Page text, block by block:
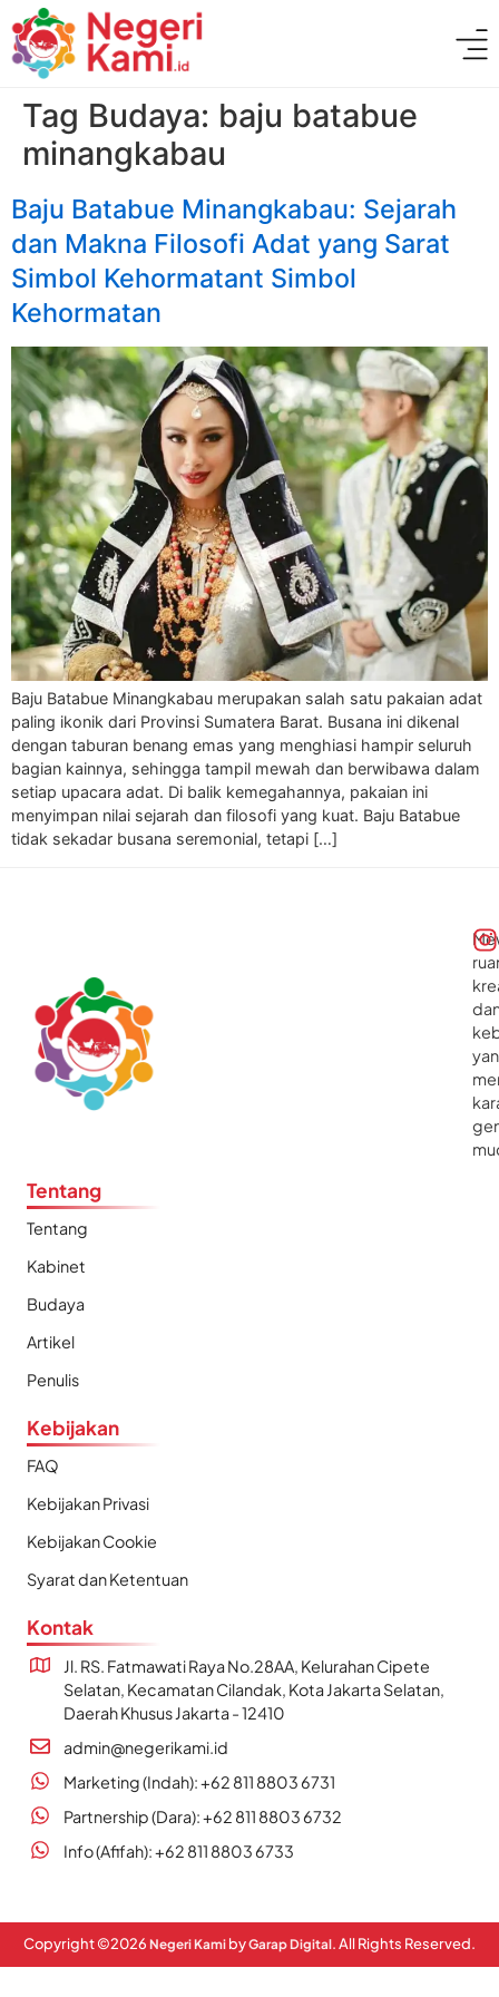
Tag Budaya: baju batabue
minangkabau
Baju Batabue Minangkabau: Sejarah
dan Makna Filosofi Adat yang Sarat
Simbol Kehormatant Simbol
Kehormatan
Baju Batabue Minangkabau merupakan salah satu pakaian adat
paling ikonik dari Provinsi Sumatera Barat. Busana ini dikenal
dengan taburan benang emas yang menghiasi hampir seluruh
bagian kainnya, sehingga tampil mewah dan berwibawa dalam
setiap upacara adat. Di balik kemegahannya, pakaian ini
menyimpan nilai sejarah dan filosofi yang kuat. Baju Batabue
tidak sekadar busana seremonial, tetapi […]
Tentang
Tentang
Kabinet
Budaya
Artikel
Penulis
Kebijakan
FAQ
Kebijakan Privasi
Kebijakan Cookie
Syarat dan Ketentuan
Kontak
Jl. RS. Fatmawati Raya No.28AA, Kelurahan Cipete
Selatan, Kecamatan Cilandak, Kota Jakarta Selatan,
Daerah Khusus Jakarta - 12410
admin@negerikami.id
Marketing (Indah): +62 811 8803 6731
Partnership (Dara): +62 811 8803 6732
Info (Afifah): +62 811 8803 6733
Copyright ©2026 Negeri Kami byGarap Digital. All Rights Reserved.